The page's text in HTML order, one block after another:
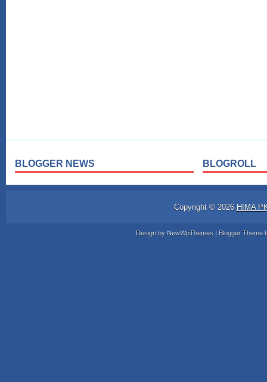
BLOGGER NEWS BLOGROLL
Copyright © 2026 HIMA
Design by NewWpThemes | Blogger Theme